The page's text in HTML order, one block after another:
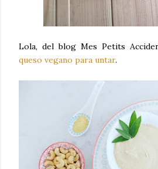
Lola, del blog Mes Petits
queso vegano para untar.